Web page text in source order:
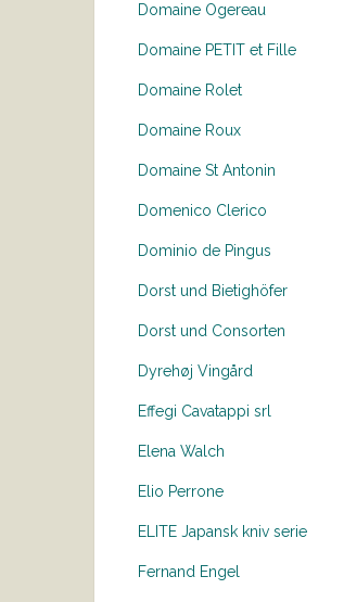
Domaine Ogereau
Domaine PETIT et Fille
Domaine Rolet
Domaine Roux
Domaine St Antonin
Domenico Clerico
Dominio de Pingus
Dorst und Bietighöfer
Dorst und Consorten
Dyrehøj Vingård
Effegi Cavatappi srl
Elena Walch
Elio Perrone
ELITE Japansk kniv serie
Fernand Engel